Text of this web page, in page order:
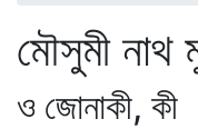
মৌসুমী নাথ
ও জোনাকী, কী